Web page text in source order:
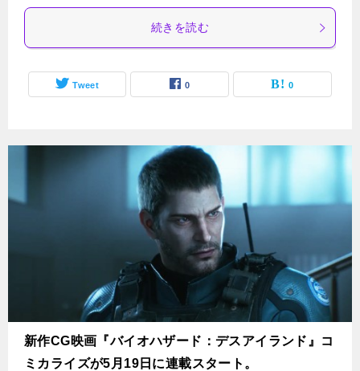
続きを読む
Tweet 0 0
新作CG映画『バイオハザード：デスアイランド』コ
ミカライズが5月19日に連載スタート。